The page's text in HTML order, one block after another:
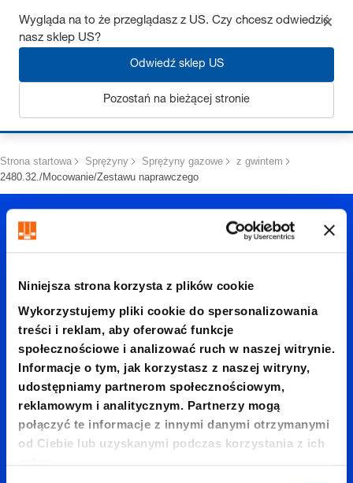
Niniejsza strona korzysta z plików cookie
Wykorzystujemy pliki cookie do spersonalizowania
treści i reklam, aby oferować funkcje
społecznościowe i analizować ruch w naszej witrynie.
Informacje o tym, jak korzystasz z naszej witryny,
udostępniamy partnerom społecznościowym,
reklamowym i analitycznym. Partnerzy mogą
połączyć te informacje z innymi danymi otrzymanymi
od Ciebie lub uzyskanymi podczas korzystania z ich
Uzyskaj do 7% zniżki – kliknij tutaj, aby dowiedzieć się więcej
Strona startowa Sprężyny Sprężyny gazowe
z gwintem
2480.32./Mocowanie/Zestawu naprawczego
2480.32.
/Mocow
anie/Ze
Wygląda na to że przeglądasz z US. Czy chcesz odwiedzić
nasz sklep US?
Odwiedź sklep US
Pozostań na bieżącej stronie